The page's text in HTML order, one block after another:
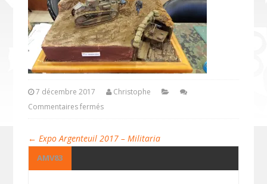
7 décembre 2017
Christophe
Commentaires fermés
← Expo Argenteuil 2017 – Militaria
AMV83